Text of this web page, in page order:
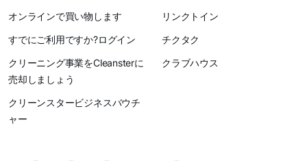
オンラインで買い物します
すでにご利用ですか?ログイン
クリーニング事業をCleansterに
売却しましょう
クリーンスタービジネスバウチ
ャー
リンクトイン
チクタク
クラブハウス